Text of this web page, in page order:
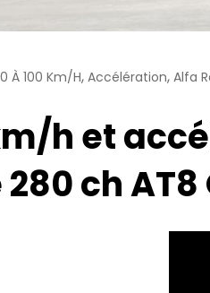
0 À 100 Km/h, Accélération, Alfa
h et
ch AT8